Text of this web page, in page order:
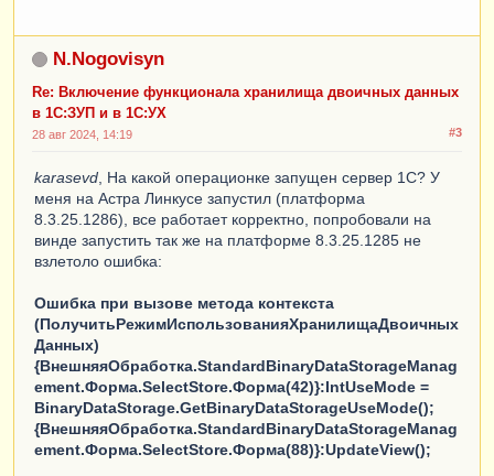
N.Nogovisyn
Re: Включение функционала хранилища двоичных данных
в 1С:ЗУП и в 1С:УХ
#3
28 авг 2024, 14:19
karasevd , На какой операционке запущен сервер 1С? У
меня на Астра Линкусе запустил (платформа
8.3.25.1286), все работает корректно, попробовали на
винде запустить так же на платформе 8.3.25.1285 не
взлетоло ошибка:
Ошибка при вызове метода контекста
(ПолучитьРежимИспользованияХранилищаДвоичных
Данных)
{ВнешняяОбработка.StandardBinaryDataStorageManag
ement.Форма.SelectStore.Форма(42)}:IntUseMode =
BinaryDataStorage.GetBinaryDataStorageUseMode();
{ВнешняяОбработка.StandardBinaryDataStorageManag
ement.Форма.SelectStore.Форма(88)}:UpdateView();